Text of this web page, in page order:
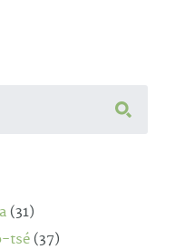
(31)
tsé (37)